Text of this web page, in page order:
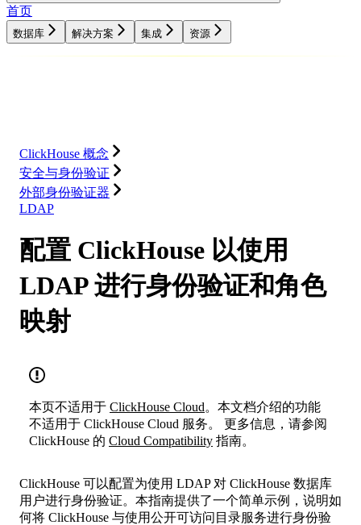
首页
数据库 解决方案 集成 资源
ClickHouse 概念
安全与身份验证
外部身份验证器
LDAP
配置 ClickHouse 以使用
LDAP 进行身份验证和角色
映射
本页不适用于 ClickHouse Cloud。本文档介绍的功能
不适用于 ClickHouse Cloud 服务。 更多信息，请参阅
ClickHouse 的 Cloud Compatibility 指南。
ClickHouse 可以配置为使用 LDAP 对 ClickHouse 数据库
用户进行身份验证。本指南提供了一个简单示例，说明如
何将 ClickHouse 与使用公开可访问目录服务进行身份验